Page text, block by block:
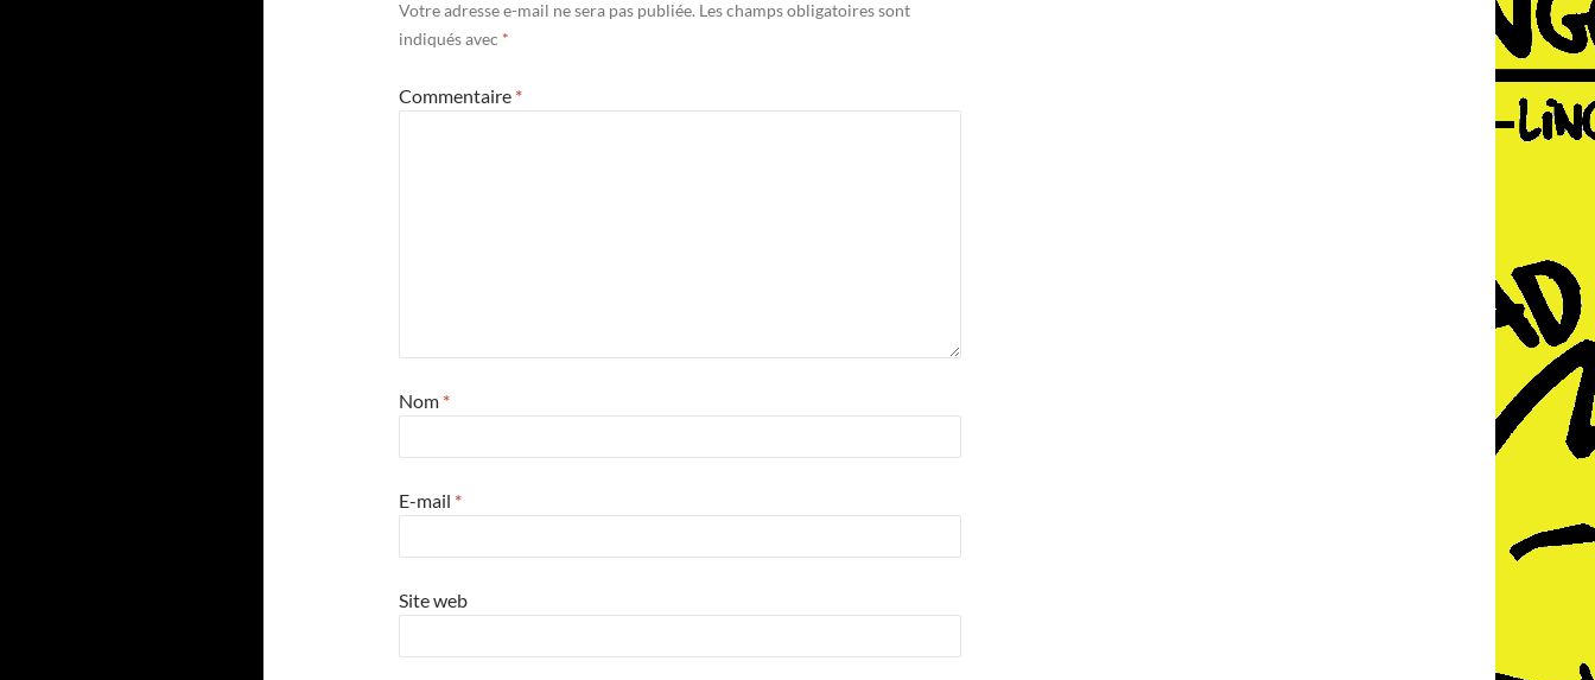
Votre adresse e-mail ne sera pas publiée. Les champs obligatoires sont
indiqués avec *
Commentaire *
Nom *
E-mail *
Site web